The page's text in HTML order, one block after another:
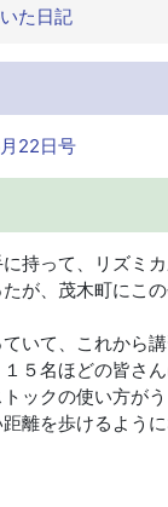
た日記
22日号
持って、リズミ
が、茂木町にこ
いて、これから
５名ほどの皆さ
ックの使い方がう
離を歩けるよう